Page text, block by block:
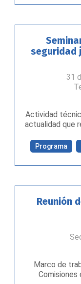
seguridad
31
Actividad
actualidad que
Programa
Reunión
Marco de
Comisiones